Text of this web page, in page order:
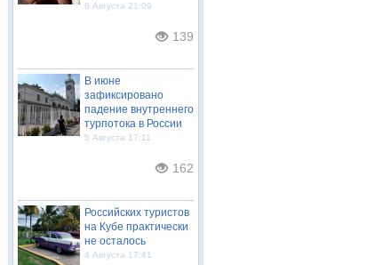
6 Августа 21:09
139
В июне
зафиксировано
падение внутреннего
турпотока в России
5 Августа 17:11
162
Российских туристов
на Кубе практически
не осталось
4 Августа 17:41